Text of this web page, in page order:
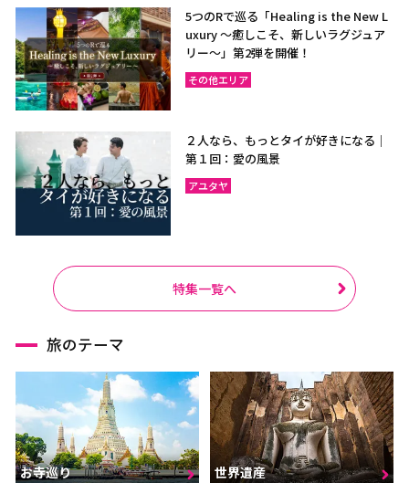
5つのRで巡る「Healing is the New L
uxury ～癒しこそ、新しいラグジュア
リー〜」第2弾を開催！
その他エリア
２人なら、もっとタイが好きになる｜
第１回：愛の風景
アユタヤ
特集一覧へ
旅のテーマ
お寺巡り 世界遺産